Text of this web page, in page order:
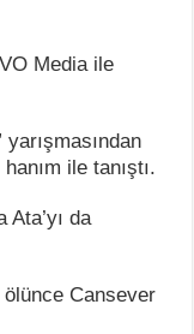
Media ile
yarışmasından
ile tanıştı.
Ata’yı da
ölünce Cansever